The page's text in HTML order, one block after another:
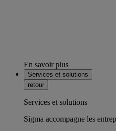
En savoir plus
Services et solutions
retour
Services et solutions
Sigma accompagne les